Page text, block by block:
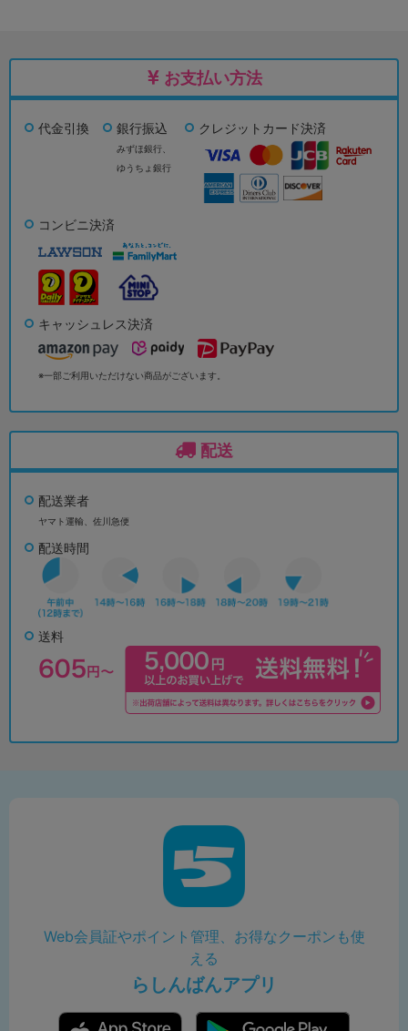
お支払い方法
代金引換 銀行振込
みずほ銀行、
ゆうちょ銀行
クレジットカード決済
コンビニ決済
キャッシュレス決済
※一部ご利用いただけない商品がございます。
配送
配送業者
ヤマト運輸、佐川急便
配送時間
送料
Web会員証やポイント管理、お得なクーポンも使
える
らしんばんアプリ